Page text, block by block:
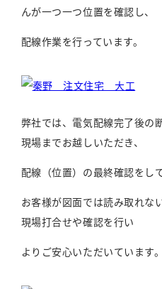
んが一つ一つ位置を確認し、
配線作業を行っています。
弊社では、電気配線完了後の
現場までお越しいただき、
配線（位置）の最終確認をし
お客様が図面では読み取れな
現場打合せや確認を行い
よりご安心いただいています。